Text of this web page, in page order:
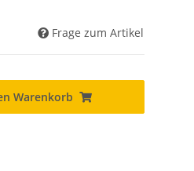
Frage zum Artikel
Warenkorb